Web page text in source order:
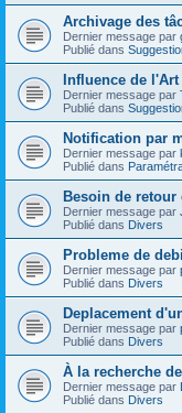
Archivage des
Dernier message par
Publié dans
Influence de
Dernier message par
Publié dans
Notification par
Dernier message par
Publié dans
Besoin de retour
Dernier message par
Publié dans Divers
Probleme de
Dernier message par
Publié dans Divers
Deplacement
Dernier message par
Publié dans Divers
À la recherche
Dernier message par
Publié dans Divers